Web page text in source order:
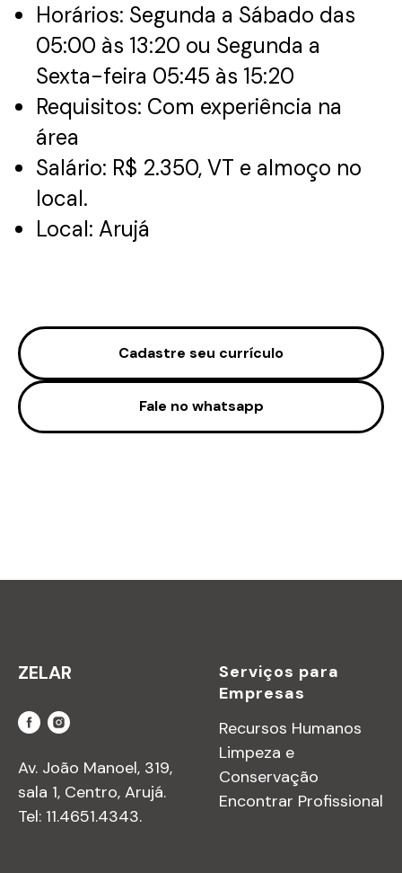
Horários: Segunda a Sábado das
05:00 às 13:20 ou Segunda a
Sexta-feira 05:45 às 15:20
Requisitos: Com experiência na
área
Salário: R$ 2.350, VT e almoço no
local.
Local: Arujá
Cadastre seu currículo
Fale no whatsapp
ZELAR
Av. João Manoel, 319,
sala 1, Centro, Arujá.
Tel: 11.4651.4343.
Serviços para
Empresas
Recursos Humanos
Limpeza e
Conservação
Encontrar Profissional